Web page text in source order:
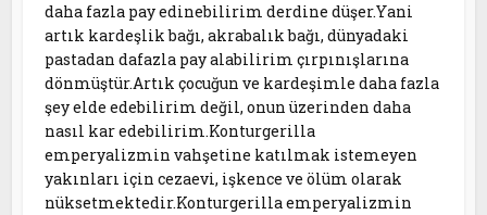
daha fazla pay edinebilirim derdine düşer.Yani
artık kardeşlik bağı, akrabalık bağı, dünyadaki
pastadan dafazla pay alabilirim çırpınışlarına
dönmüştür.Artık çocuğun ve kardeşimle daha fazla
şey elde edebilirim değil, onun üzerinden daha
nasıl kar edebilirim.Konturgerilla
emperyalizmin vahşetine katılmak istemeyen
yakınları için cezaevi, işkence ve ölüm olarak
nüksetmektedir.Konturgerilla emperyalizmin